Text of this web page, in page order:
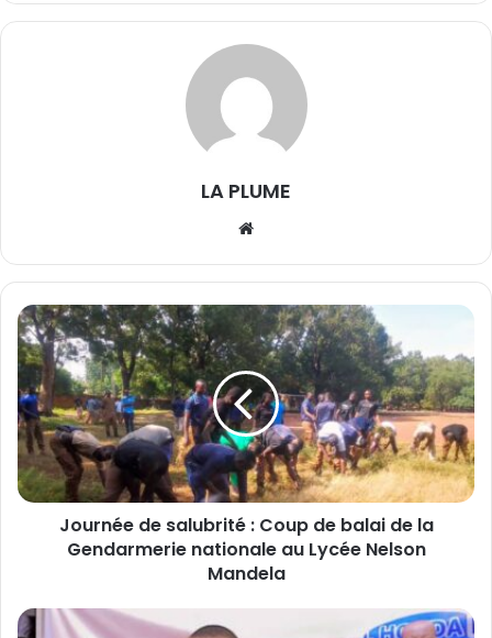
LA PLUME
te
J
o
u
r
n
é
e
d
e
b
Journée de salubrité : Coup de balai de la
Gendarmerie nationale au Lycée Nelson
Mandela
1